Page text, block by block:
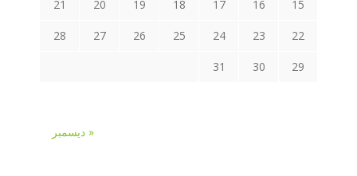
15
16
17
18
19
20
21
22
23
24
25
26
27
28
29
30
31
« ديسمبر